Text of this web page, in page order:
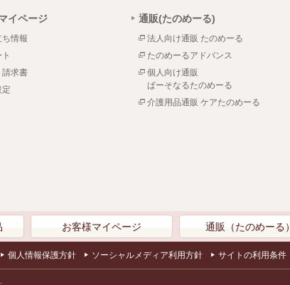
イページ
ち情報
請求書
定
通販(たのめーる)
法人向け通販 たのめーる
たのめーるアドバンス
個人向け通販
ぱーそなるたのめーる
介護用品通販 ケアたのめーる
お客様マイページ 通販（たのめーる）
個人情報保護方針 ソーシャルメディア利用方針 サイトの利用条件